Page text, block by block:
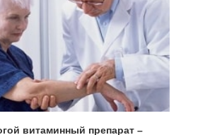
витаминный препарат –